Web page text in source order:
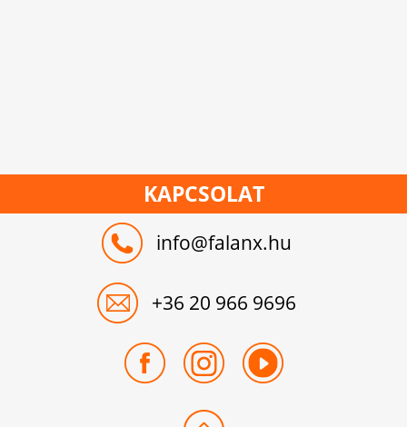
KAPCSOLAT
info@falanx.hu
+36 20 966 9696